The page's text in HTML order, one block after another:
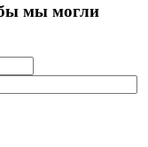
мы могли